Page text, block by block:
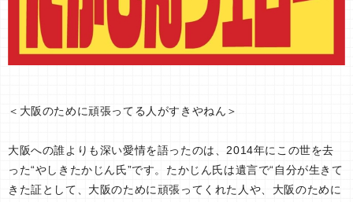
＜大阪のために頑張ってる人がすきやねん＞
大阪への誰よりも深い愛情を語ったのは、2014年にこの世を去
った“やしきたかじん氏”です。たかじん氏は遺言で“自分が生きて
きた証として、大阪のために頑張ってくれた人や、大阪のために